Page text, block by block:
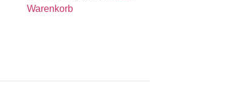
Warenkorb